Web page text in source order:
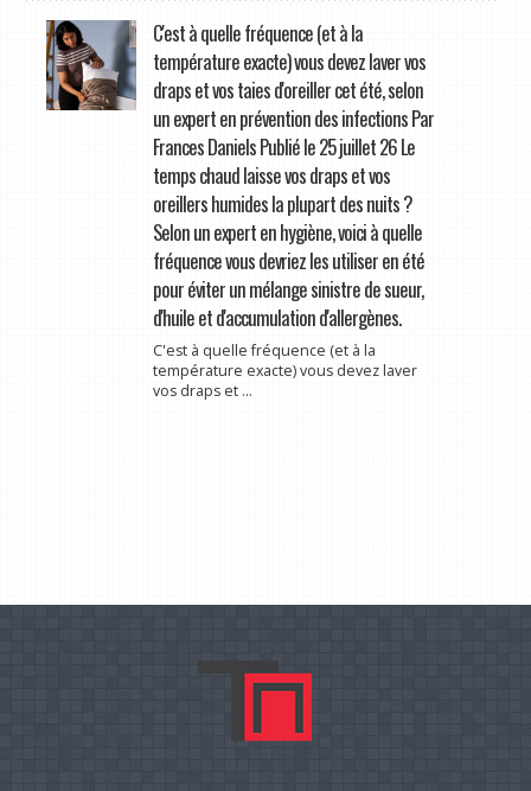
C'est à quelle fréquence (et à la
température exacte) vous devez laver vos
draps et vos taies d'oreiller cet été, selon
un expert en prévention des infections Par
Frances Daniels Publié le 25 juillet 26 Le
temps chaud laisse vos draps et vos
oreillers humides la plupart des nuits ?
Selon un expert en hygiène, voici à quelle
fréquence vous devriez les utiliser en été
pour éviter un mélange sinistre de sueur,
d'huile et d'accumulation d'allergènes.
C'est à quelle fréquence (et à la
température exacte) vous devez laver
vos draps et ...